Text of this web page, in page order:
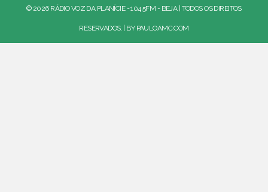
© 2026 RÁDIO VOZ DA PLANÍCIE - 104.5FM - BEJA | TODOS OS DIREITOS
RESERVADOS. | BY PAULOAMC.COM